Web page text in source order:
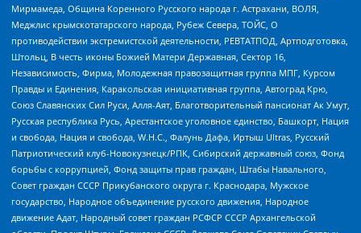
Мирмамеда, Община Коренного Русского народа г. Астрахани, ВОЛЯ,
Меджлис крымскотатарского народа, Рубеж Севера, ТОЙС, О
противодействии экстремистской деятельности, РЕВТАТПОД, Артподготовка,
Штольц, В честь иконы Божией Матери Державная, Сектор 16,
Независимость, Фирма, Молодежная правозащитная группа МПГ, Курсом
Правды и Единения, Каракольская инициативная группа, Автоград Крю,
Союз Славянских Сил Руси, Алля-Аят, Благотворительный пансионат Ак Умут,
Русская республика Русь, Арестантское уголовное единство, Башкорт, Нация
и свобода, Нация и свобода, W.H.С., Фалунь Дафа, Иртыш Ultras, Русский
Патриотический клуб-Новокузнецк/РПК, Сибирский державный союз, Фонд
борьбы с коррупцией, Фонд защиты прав граждан, Штабы Навального,
Совет граждан СССР Прикубанского округа г. Краснодара, Мужское
государство, Народное объединение русского движения, Народное
движение Адат, Народный совет граждан РСФСР СССР Архангельской